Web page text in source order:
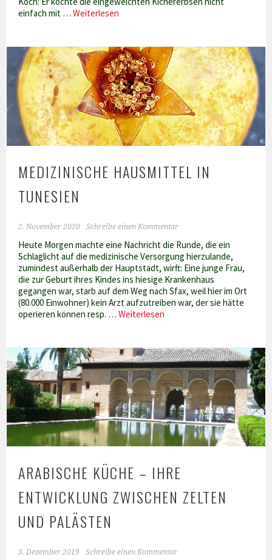
einfach mit …Weiterlesen
MEDIZINISCHE HAUSMITTEL IN
TUNESIEN
2. November 2020 Schreibe einen Kommentar
Heute Morgen machte eine Nachricht die Runde, die ein
Schlaglicht auf die medizinische Versorgung hierzulande,
zumindest außerhalb der Hauptstadt, wirft: Eine junge Frau,
die zur Geburt ihres Kindes ins hiesige Krankenhaus
gegangen war, starb auf dem Weg nach Sfax, weil hier im Ort
(80.000 Einwohner) kein Arzt aufzutreiben war, der sie hätte
operieren können resp. …Weiterlesen
Tunesien
ARABISCHE KÜCHE – IHRE
ENTWICKLUNG ZWISCHEN ZELTEN
UND PALÄSTEN
3. Dezember 2019 Schreibe einen Kommentar